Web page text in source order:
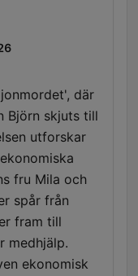
där
Björn skjuts till
utforskar
fru Mila och
spår från
fram till
medhjälp.
ekonomisk